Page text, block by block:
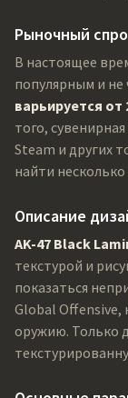
Рыночный
В настоящее
популярным и не
варьируется от
того,
Steam и других
найти
Описание
AK-47 Black
текстурой и
показаться
Global Offensive,
оружию. Только